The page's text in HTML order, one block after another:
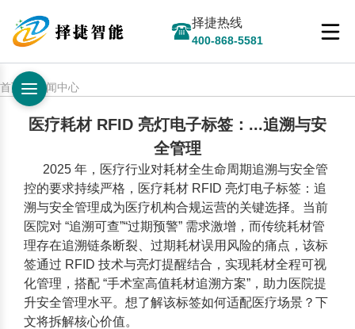
择捷热线
400-868-5581
首页 > 新闻中心
医疗耗材 RFID 亮灯电子标签：...追溯与安
全管理
2025 年，医疗行业对耗材全生命周期追溯与安全管
控的要求持续严格， 医疗耗材 RFID 亮灯电子标签：追
溯与安全管理成为医疗机构合规运营的关键选择。当前
医院对 “追溯可查”“过期预警” 需求激增，而传统耗材管
理存在追溯链条断裂、过期耗材误用风险的痛点，该标
签通过 RFID 技术与亮灯提醒结合，实现耗材全程可视
化管理，搭配 “手术室高值耗材追溯方案”，助力医院提
升安全管理水平。想了解该标签如何适配医疗场景？下
文将拆解核心价值。